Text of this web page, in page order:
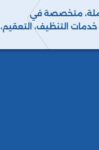
متخصصة في
خدمات التنظيف، التعقيم،